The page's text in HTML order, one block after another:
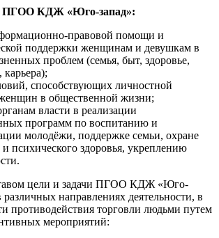
ПГОО КДЖ «Юго-запад»:
правовой помощи и
поддержки женщинам и девушкам в
проблем (семья, быт, здоровье,
карьера);
способствующих личностной
в общественной жизни;
власти в реализации
программ по воспитанию и
молодёжи, поддержке семьи, охране
и психического здоровья, укреплению
цели и задачи ПГОО КДЖ «Юго-
различных направлениях деятельности, в
противодействия торговли людьми путем
мероприятий: